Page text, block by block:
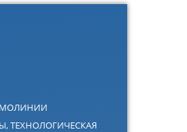
ТЕХНОЛОГИЧЕСКАЯ